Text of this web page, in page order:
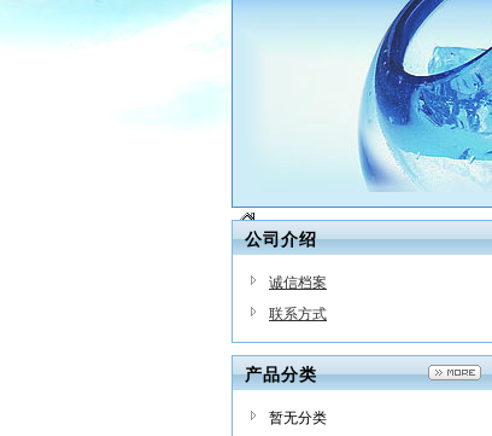
公司介绍
诚信档案
联系方式
产品分类
暂无分类